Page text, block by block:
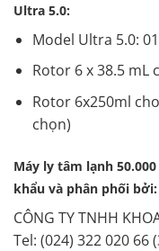
Ultra 5.0:
Model Ultra 5.0:
Rotor 6 x 38.5 mL
Rotor 6x250ml
chọn)
Máy ly tâm lạnh
khẩu và phân phối bởi:
CÔNG TY TNHH
Tel: (024) 322 020 66